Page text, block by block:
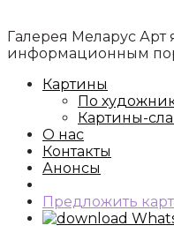
Галерея Меларус Арт
информационным
Картины
По
Картины-
О нас
Контакты
Анонсы
Предложить